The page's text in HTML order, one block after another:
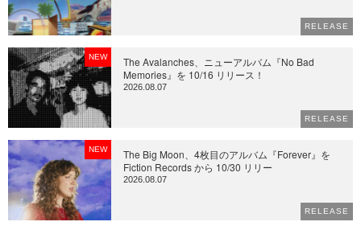
RELEASE
NEW
The Avalanches、ニューアルバム『No Bad
Memories』を 10/16 リリース！
2026.08.07
RELEASE
NEW
The Big Moon、4枚目のアルバム『Forever』を
Fiction Records から 10/30 リリー
2026.08.07
RELEASE